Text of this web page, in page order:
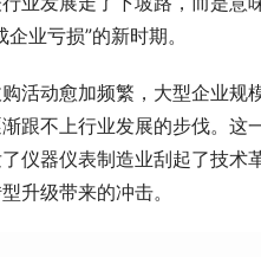
业亏损”的新时期。
动愈加频繁，大型企业规
跟不上行业发展的步伐。这
仪器仪表制造业刮起了技术
升级带来的冲击。